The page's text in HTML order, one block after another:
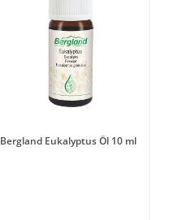
Bergland Eukalyptus Öl 10 ml